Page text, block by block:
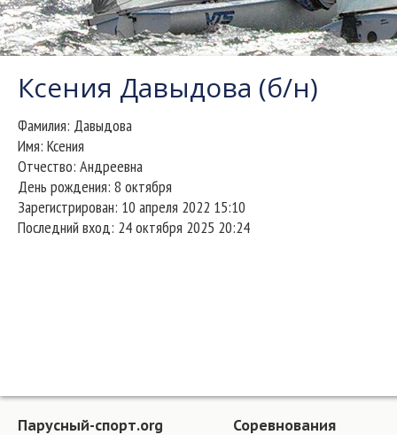
Ксения Давыдова (б/н)
Фамилия: Давыдова
Имя: Ксения
Отчество: Андреевна
День рождения: 8 октября
Зарегистрирован: 10 апреля 2022 15:10
Последний вход: 24 октября 2025 20:24
Парусный-спорт.org Соревнования